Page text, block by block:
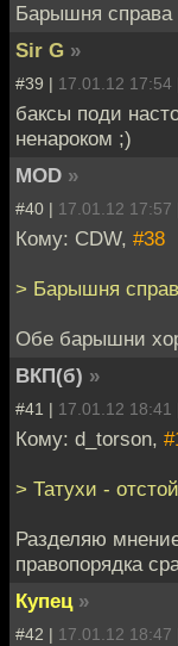
Барышня
Sir G »
#39 | 17.01.12 17:54
баксы поди
ненароком ;)
MOD »
#40 | 17.01.12 17:57
Кому: CDW, #38
> Барышня
Обе барышни
ВКП(б) »
#41 | 17.01.12 18:41
Кому: d_torson,
> Татухи -
Разделяю
правопорядка
Купец »
#42 | 17.01.12 18:47